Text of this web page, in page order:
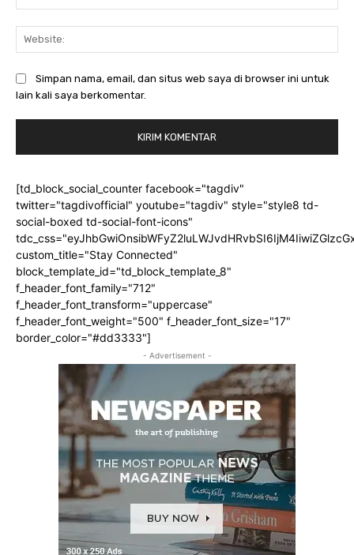
Simpan nama, email, dan situs web saya di browser ini untuk
lain kali saya berkomentar.
[td_block_social_counter facebook="tagdiv"
twitter="tagdivofficial" youtube="tagdiv" style="style8 td-
social-boxed td-social-font-icons"
custom_title="Stay Connected"
block_template_id="td_block_template_8"
f_header_font_family="712"
f_header_font_transform="uppercase"
f_header_font_weight="500" f_header_font_size="17"
border_color="#dd3333"]
- Advertisement -